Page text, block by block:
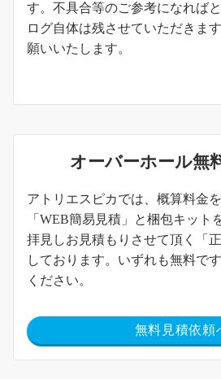
す。不具合等のご参考になれば
ログ自体は残させていただきま
願いいたします。
オーバーホール無
アトリエスピカでは、概算料金
「WEB簡易見積」と梱包キット
拝見しお見積もりさせて頂く「
しております。いずれも無料で
ください。
無料見積依頼